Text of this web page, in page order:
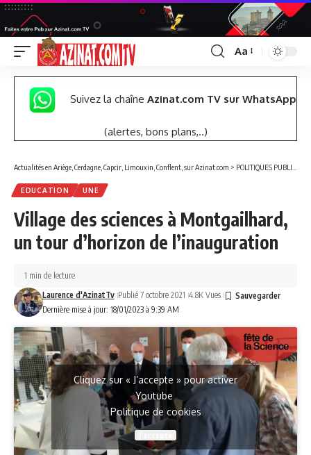
Font
Resizer
Aa
Suivez la chaîne Azinat.com TV sur WhatsApp
(alertes, bons plans,..)
Actualités en Ariège, Cerdagne, Capcir, Limouxin, Conflent, sur Azinat.com > POLITIQUES PUBLIQUES
EDUCATION UNE
Village des sciences à Montgailhard,
un tour d’horizon de l’inauguration
Dernière mise à jour: 18/01/2023 à 9:39 AM
Laurence d'AzinatTv Publié 7 octobre 2021 4.8K Vues
1 min de lecture
Cliquez sur « J’accepte » pour activer
Youtube
Politique de cookies